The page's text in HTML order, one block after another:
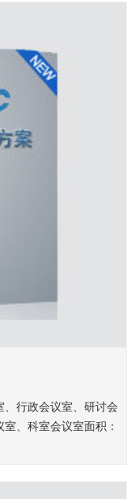
行政会议室、研讨会
、科室会议室面积：
㎡、250㎡、360